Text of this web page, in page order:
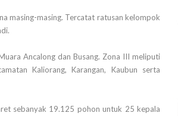
masing-masing. Tercatat ratusan kelompok
Ancalong dan Busang. Zona III meliputi
Kaliorang, Karangan, Kaubun serta
sebanyak 19.125 pohon untuk 25 kepala